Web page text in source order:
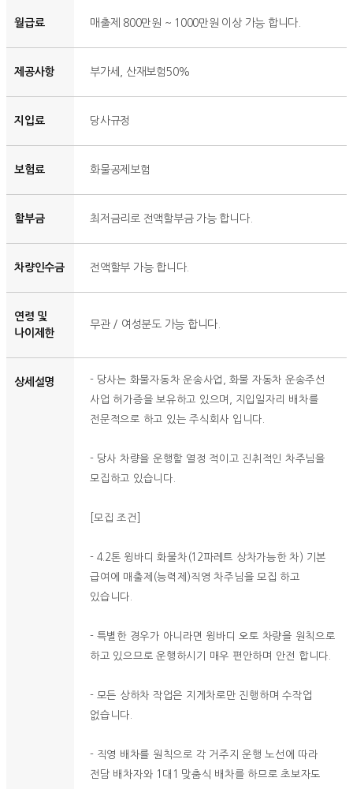
월급료 매출제 800만원 ~ 1000만원 이상 가능 합니다.
제공사항 부가세, 산재보험50%
지입료 당사규정
보험료 화물공제보험
할부금 최저금리로 전액할부금 가능 합니다.
차량인수금 전액할부 가능 합니다.
연령 및
나이제한
무관 / 여성분도 가능 합니다.
상세설명
- 당사는 화물자동차 운송사업, 화물 자동차 운송주선
사업 허가증을 보유하고 있으며, 지입일자리 배차를
전문적으로 하고 있는 주식회사 입니다.
- 당사 차량을 운행할 열정 적이고 진취적인 차주님을
모집하고 있습니다.
[모집 조건]
- 4.2톤 윙바디 화물차(12파레트 상차가능한 차) 기본
급여에 매출제(능력제)직영 차주님을 모집 하고
있습니다.
- 특별한 경우가 아니라면 윙바디 오토 차량을 원칙으로
하고 있으므로 운행하시기 매우 편안하며 안전 합니다.
- 모든 상하차 작업은 지게차로만 진행하며 수작업
없습니다.
- 직영 배차를 원칙으로 각 거주지 운행 노선에 따라
전담 배차자와 1대1 맞춤식 배차를 하므로 초보자도